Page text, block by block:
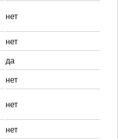
нет
нет
да
нет
нет
нет